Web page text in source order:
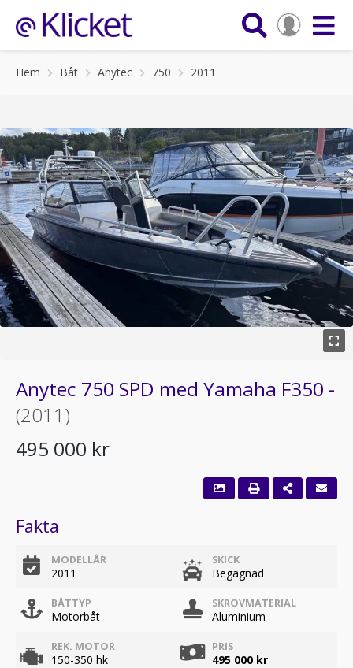
Hem Båt Anytec 750 2011
Anytec 750 SPD med Yamaha F350 -
(2011)
495 000 kr
Fakta
MODELLÅR
2011
SKICK
Begagnad
BÅTTYP
Motorbåt
SKROVMATERIAL
Aluminium
REK. MOTOR
150-350 hk
PRIS
495 000 kr